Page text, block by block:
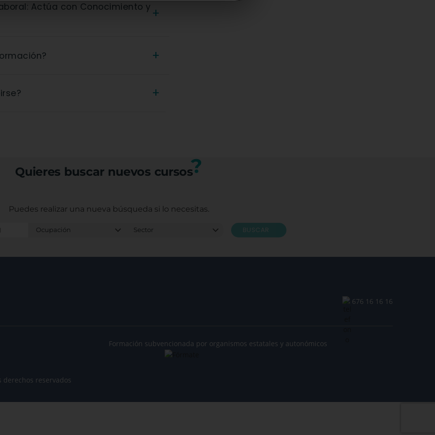
+
ni para la empresa.
+
o certificado oficial que acredita los +
Quieres buscar nuevos cursos?
Puedes realizar una nueva búsqueda si lo necesitas.
BUSCAR
676 16 16 16
reservados
Formación subvencionada por organismos estatales y autonómicos